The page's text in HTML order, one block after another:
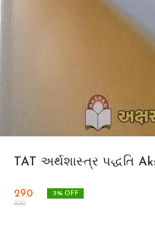
TAT અર્થશાસ્ત્ર પદ્ધતિ
290
300
3% OFF